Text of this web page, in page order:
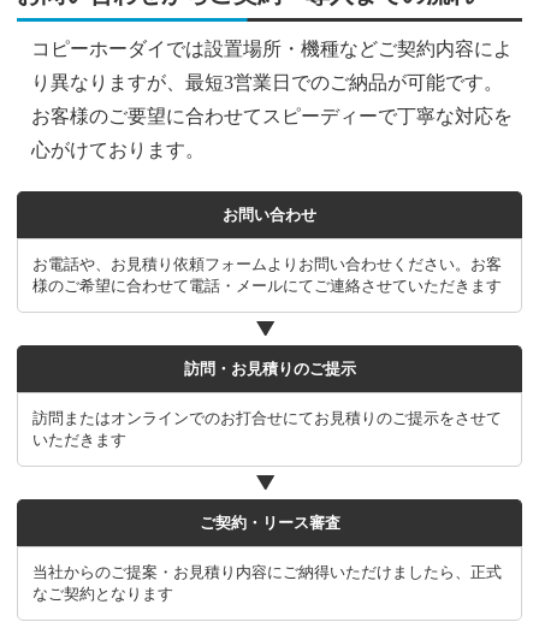
コピーホーダイでは設置場所・機種などご契約内容によ
り異なりますが、最短3営業日でのご納品が可能です。
お客様のご要望に合わせてスピーディーで丁寧な対応を
心がけております。
お問い合わせ
お電話や、お見積り依頼フォームよりお問い合わせください。お客
様のご希望に合わせて電話・メールにてご連絡させていただきます
訪問・お見積りのご提示
訪問またはオンラインでのお打合せにてお見積りのご提示をさせて
いただきます
ご契約・リース審査
当社からのご提案・お見積り内容にご納得いただけましたら、正式
なご契約となります